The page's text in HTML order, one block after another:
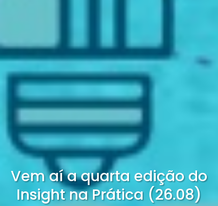
Vem aí a quarta edição do
Insight na Prática (26.08)